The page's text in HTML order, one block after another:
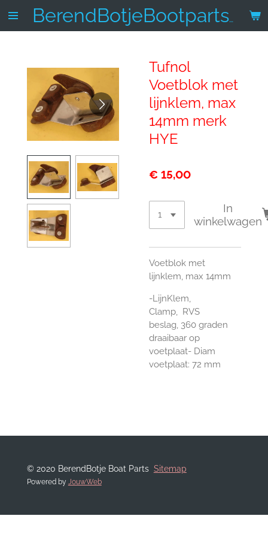
Ga
BerendBotjeBootparts.nl
Tufnol
Voetblok met
lijnklem, max
14mm merk
HYE
€ 15,00
In
winkelwagen
Voetblok met
lijnklem, max 14mm
-LijnKlem,
Clamp, RVS
beslag, 360 graden
draaibaar op
voetplaat- Diam
voetplaat: 72 mm
© 2020 BerendBotje Boat Parts Sitemap
Powered by JouwWeb